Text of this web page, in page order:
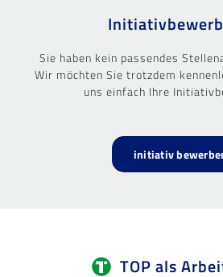
Sie haben kein passendes
Wir möchten Sie trotzdem
uns einfach Ihre
initiativ
TOP als